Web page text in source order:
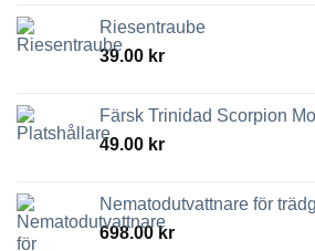
Riesentraube
39.00 kr
Färsk Trinidad Scorpion
49.00 kr
Nematodutvattnare för
698.00kr